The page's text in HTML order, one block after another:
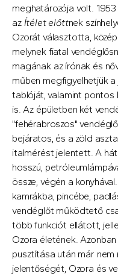
meghatározója volt.
az Ítélet előttnek
Ozorát választotta,
melynek fiatal
magának az írónak és
műben megfigyelhetjük
tablóját, valamint pontos
is. Az épületben két
"fehérabroszos"
bejáratos, és a zöld
italmérést jelentett. A
hosszú,
össze, végén a
kamrákba, pincébe,
vendéglőt működtető
több funkciót ellátott,
Ozora életének.
pusztítása után már nem
jelentőségét, Ozora és